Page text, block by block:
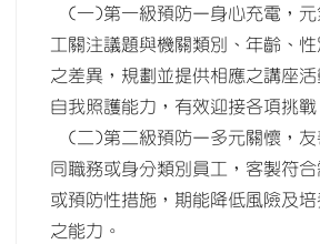
(一)第一級預防–身心充電，元
工關注議題與機關類別、年齡、
之差異，規劃並提供相應之講座
自我照護能力，有效迎接各項挑戰
(二)第二級預防–多元關懷，友
同職務或身分類別員工，客製符
或預防性措施，期能降低風險及
之能力。